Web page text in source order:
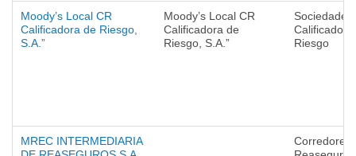
Moody’s Local CR
Calificadora de Riesgo,
S.A.”
Moody’s Local CR
Calificadora de
Riesgo, S.A.”
Sociedades
Riesgo
MREC INTERMEDIARIA
Corredores